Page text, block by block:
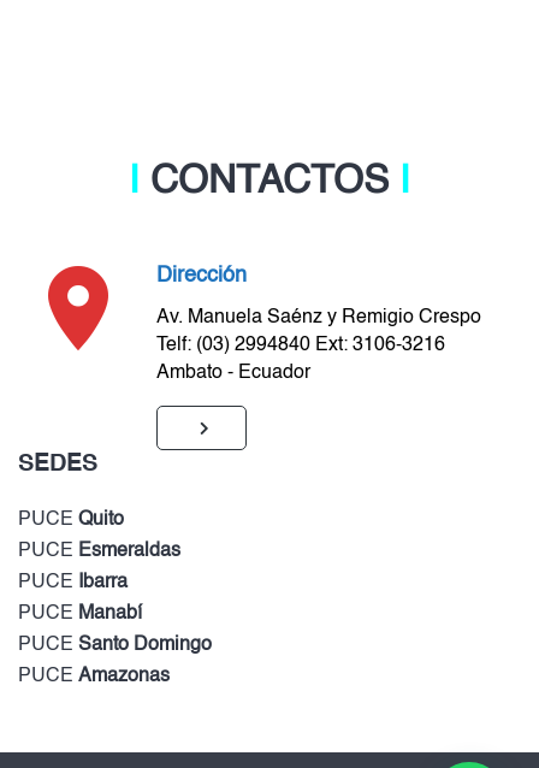
CONTACTOS
Dirección
Av. Manuela Saénz y Remigio Crespo
Telf: (03) 2994840 Ext: 3106-3216
Ambato - Ecuador
SEDES
PUCE Quito
PUCE Esmeraldas
PUCE
Ibarra
PUCE Manabí
PUCE Santo Domingo
PUCE Amazonas